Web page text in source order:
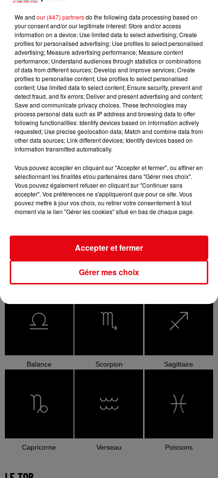
SHAKIRA FEAT. BURNA
Dai Dai
IMAGINE DRAGONS
Whatever It Takes New Religion
L'HOROSCOPE
Bélier Taureau Gémeaux
Cancer Lion Vierge
Balance Scorpion Sagittaire
Capricorne Verseau Poissons
We and our (447) partnersdo the following data processing based on
your consent and/or our legitimate interest: Store and/or access
information on a device; Use limited data to select advertising; Create
profiles for personalised advertising; Use profiles to select personalised
advertising; Measure advertising performance; Measure content
performance; Understand audiences through statistics or combinations
of data from different sources; Develop and improve services; Create
profiles to personalise content; Use profiles to select personalised
content; Use limited data to select content; Ensure security, prevent and
detect fraud, and fix errors; Deliver and present advertising and content;
Save and communicate privacy choices. These technologies may
process personal data such as IP address and browsing data to offer
following functionalities: Identify devices based on information actively
requested; Use precise geolocation data; Match and combine data from
other data sources; Link different devices; Identify devices based on
information transmitted automatically.
Vous pouvez accepter en cliquant sur "Accepter et fermer", ou affiner en
sélectionnant les finalités et/ou partenaires dans "Gérer mes choix".
Vous pouvez également refuser en cliquant sur "Continuer sans
accepter". Vos préférences ne s'appliqueront que pour ce site. Vous
pouvez mettre à jour vos choix, ou retirer votre consentement à tout
moment via le lien "Gérer les cookies" situé en bas de chaque page.
Gérer mes choix
Accepter et fermer